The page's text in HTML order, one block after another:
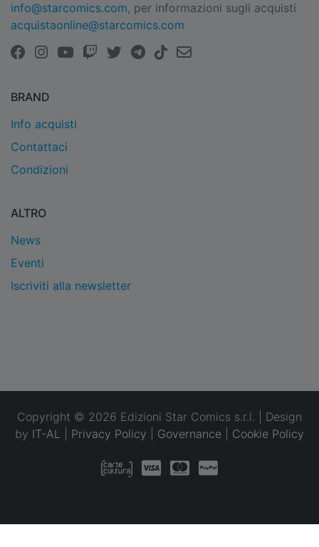
info@starcomics.com, per informazioni sugli acquisti
acquistaonline@starcomics.com
BRAND
Info acquisti
Contattaci
Condizioni
ALTRO
News
Eventi
Iscriviti alla newsletter
Copyright © 2026 Edizioni Star Comics s.r.l. | Design
by IT-AL Privacy Policy Governance Cookie Policy